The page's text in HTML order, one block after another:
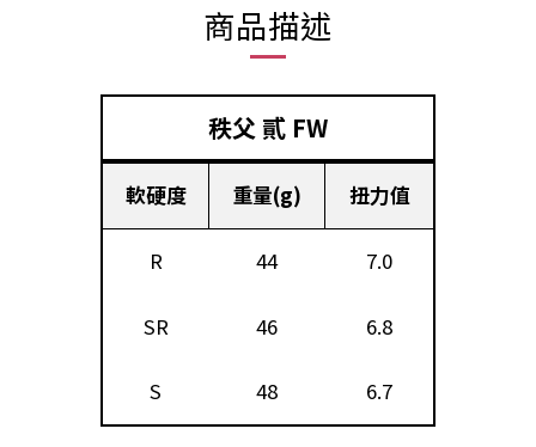
商品描述
秩父 貳 FW
軟硬度 重量(g) 扭力值
R 44 7.0
SR 46 6.8
S 48 6.7